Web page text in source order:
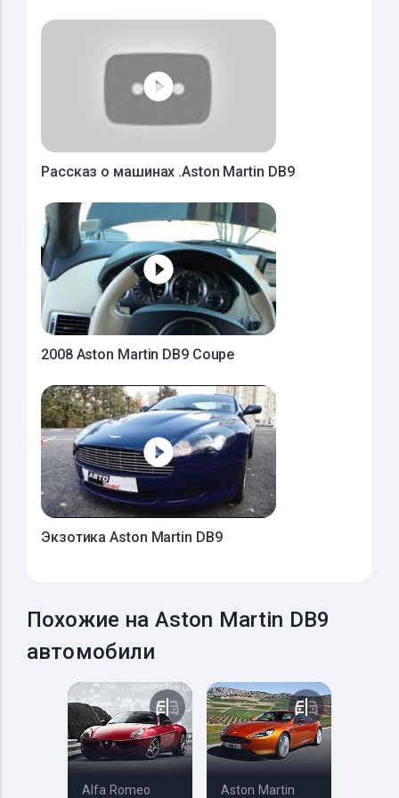
Рассказ о машинах .Aston Martin DB9
2008 Aston Martin DB9 Coupe
Экзотика Aston Martin DB9
Похожие на Aston Martin DB9
автомобили
Alfa Romeo Aston Martin